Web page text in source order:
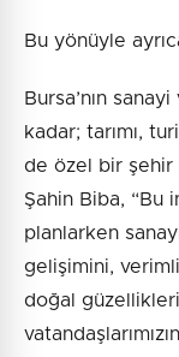
Bu yönüyle
Bursa’nın
kadar; tarımı,
de özel bir şehir
Şahin Biba, “Bu
planlarken
gelişimini,
doğal